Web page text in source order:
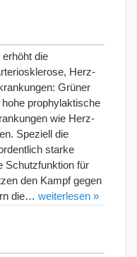
die
Herz-
Grüner
prophylaktische
wie Herz-
Speziell die
starke
Schutzfunktion für
den Kampf gegen
die… weiterlesen »